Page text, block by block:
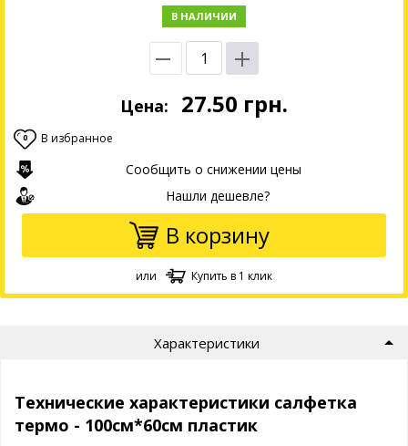
В НАЛИЧИИ
Цена: 27.50 грн.
0 В избранное
Сообщить о снижении цены
Нашли дешевле?
В корзину
или Купить в 1 клик
Характеристики
Технические характеристики салфетка
термо - 100см*60см пластик